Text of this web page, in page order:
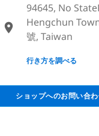
94645, No
Hengchun
號, Taiwan
None
行き方を調べる
ショップへのお問い合